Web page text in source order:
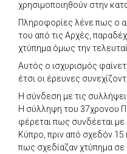
χρησιμοποιηθούν στην
Πληροφορίες λένε πως ο
του από τις Αρχές,
χτύπημα όμως την
Αυτός ο ισχυρισμός
έτσι οι έρευνες
Η σύνδεση με τις
Η σύλληψη του 37χρονου
φέρεται πως συνδέεται
Κύπρο, πριν από σχεδόν
πως σχεδίαζαν χτύπημα